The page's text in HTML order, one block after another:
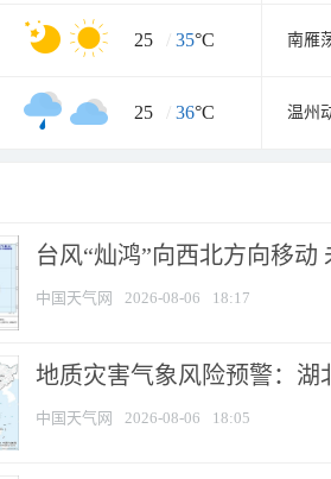
25 / 35°C
25 / 36°C 温州
台风“灿鸿”向西北方向移动
中国天气网 2026-08-06 18:17
地质灾害气象风险预警：湖
中国天气网 2026-08-06 18:05